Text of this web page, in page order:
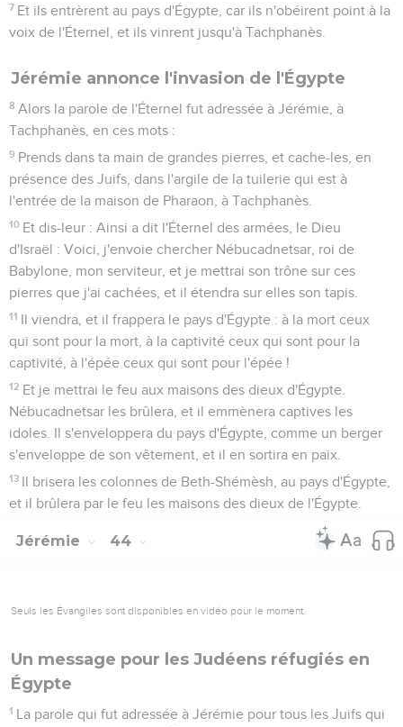
7 Et ils entrèrent au pays d'Égypte, car ils n'obéirent point à la
voix de l'Éternel, et ils vinrent jusqu'à Tachphanès.
Jérémie annonce l'invasion de l'Égypte
8 Alors la parole de l'Éternel fut adressée à Jérémie, à
Tachphanès, en ces mots :
9 Prends dans ta main de grandes pierres, et cache-les, en
présence des Juifs, dans l'argile de la tuilerie qui est à
l'entrée de la maison de Pharaon, à Tachphanès.
10 Et dis-leur : Ainsi a dit l'Éternel des armées, le Dieu
d'Israël : Voici, j'envoie chercher Nébucadnetsar, roi de
Babylone, mon serviteur, et je mettrai son trône sur ces
pierres que j'ai cachées, et il étendra sur elles son tapis.
11 Il viendra, et il frappera le pays d'Égypte : à la mort ceux
qui sont pour la mort, à la captivité ceux qui sont pour la
captivité, à l'épée ceux qui sont pour l'épée !
12 Et je mettrai le feu aux maisons des dieux d'Égypte.
Nébucadnetsar les brûlera, et il emmènera captives les
idoles. Il s'enveloppera du pays d'Égypte, comme un berger
s'enveloppe de son vêtement, et il en sortira en paix.
13 Il brisera les colonnes de Beth-Shémèsh, au pays d'Égypte,
et il brûlera par le feu les maisons des dieux de l'Égypte.
Jérémie 44
Seuls les Évangiles sont disponibles en vidéo pour le moment.
Un message pour les Judéens réfugiés en
Égypte
1 La parole qui fut adressée à Jérémie pour tous les Juifs qui